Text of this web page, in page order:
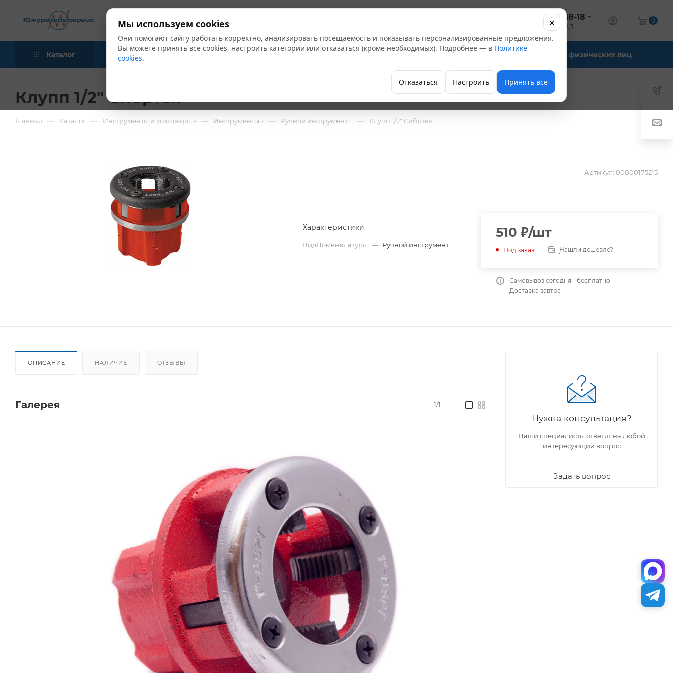
+7 (347) 246-18-18
оптовый отдел
0
Каталог Акции Бренды Компания Офис-склады Для физических лиц
Клупп 1/2" Сибртех
Главная — Каталог — Инструменты и хозтовары — Инструменты — Ручной инструмент — Клупп 1/2" Сибртех
Артикул: 00000175215
Характеристики
ВидНоменклатуры — Ручной инструмент
510 ₽/шт
Под заказ Нашли дешевле?
Самовывоз сегодня - бесплатно
Доставка завтра
ОПИСАНИЕ НАЛИЧИЕ ОТЗЫВЫ
Галерея 1/1
Нужна консультация?
Наши специалисты ответят на любой
интересующий вопрос
Задать вопрос
Мы используем cookies
Они помогают сайту работать корректно, анализировать посещаемость и показывать персонализированные предложения.
Вы можете принять все cookies, настроить категории или отказаться (кроме необходимых). Подробнее — в Политике
cookies.
Отказаться Настроить Принять все
×